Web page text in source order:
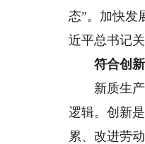
态”。加快发
近平总书记
符合创新
新质生产
逻辑。创新
累、改进劳